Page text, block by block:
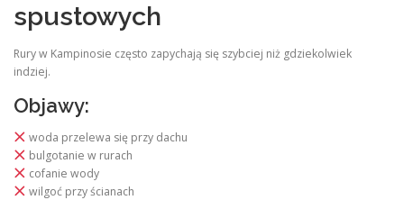
spustowych
Rury w Kampinosie często zapychają się szybciej niż gdziekolwiek
indziej.
Objawy:
woda przelewa się przy dachu
bulgotanie w rurach
cofanie wody
wilgoć przy ścianach